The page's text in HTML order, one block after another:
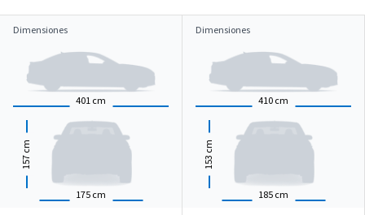
Dimensiones
401 cm
175 cm
157
cm
Dimensiones
410 cm
185 cm
153
cm